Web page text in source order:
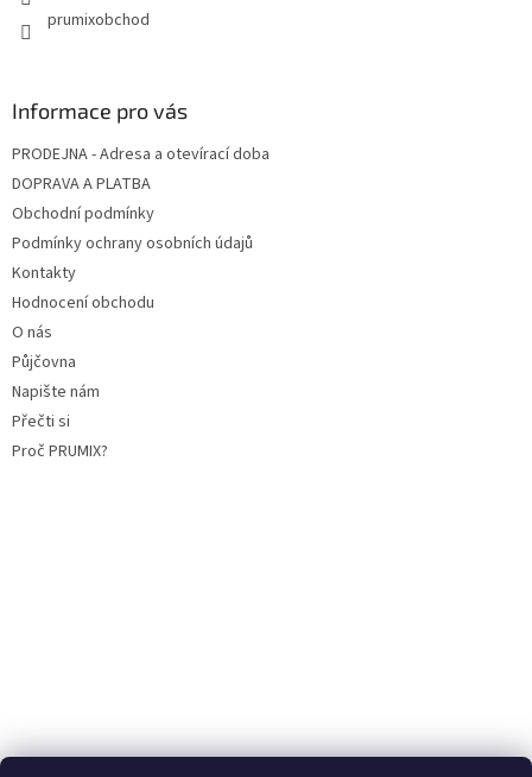
prumixobchod
Informace pro vás
PRODEJNA - Adresa a otevírací doba
DOPRAVA A PLATBA
Obchodní podmínky
Podmínky ochrany osobních údajů
Kontakty
Hodnocení obchodu
O nás
Půjčovna
Napište nám
Přečti si
Proč PRUMIX?